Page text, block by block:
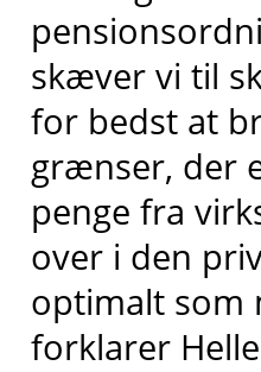
skæver vi til
for bedst at
grænser, der
penge fra
over i den
optimalt som
forklarer